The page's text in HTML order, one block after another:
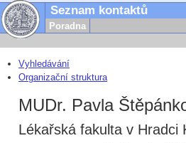
Seznam kontaktů
Poradna
Vyhledávání
Organizační struktura
MUDr. Pavla
Lékařská fakulta v Hradci